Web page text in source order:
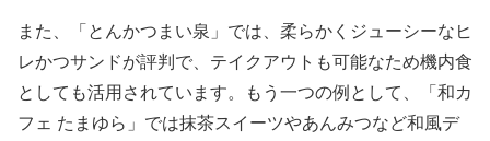
また、「とんかつまい泉」では、柔らかくジューシーなヒ
レかつサンドが評判で、テイクアウトも可能なため機内食
としても活用されています。もう一つの例として、「和カ
フェ たまゆら」では抹茶スイーツやあんみつなど和風デ